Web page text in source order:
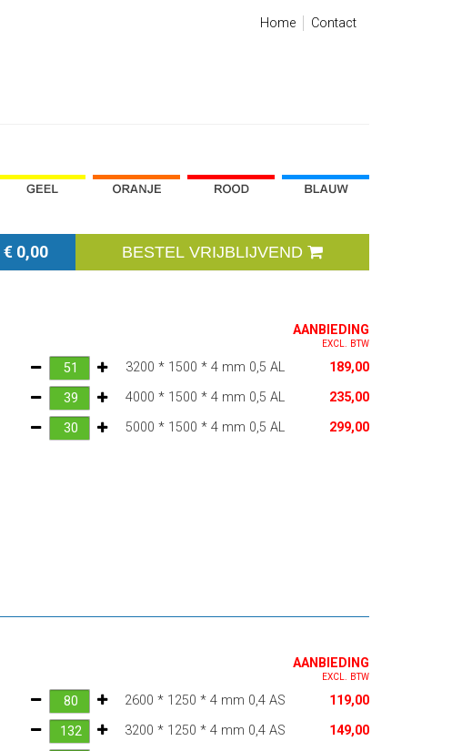
Home Contact
€ 0,00 BESTEL VRIJBLIJVEND
AANBIEDING
EXCL. BTW
3200 * 1500 * 4 mm 0,5 AL
189,00
4000 * 1500 * 4 mm 0,5 AL
235,00
5000 * 1500 * 4 mm 0,5 AL
299,00
AANBIEDING
EXCL. BTW
2600 * 1250 * 4 mm 0,4 AS
119,00
3200 * 1250 * 4 mm 0,4 AS
149,00